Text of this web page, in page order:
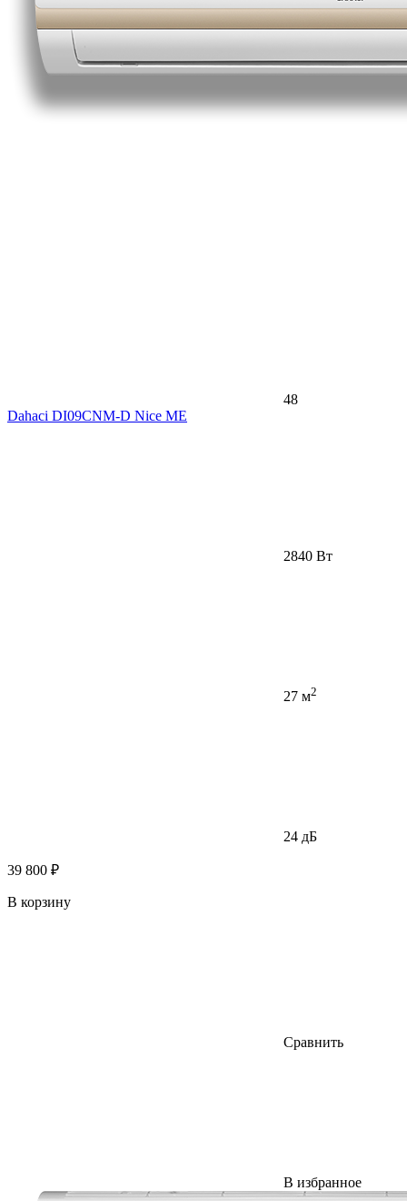
48
Dahaci DI09CNM-D Nice ME
2840 Вт
27 м2
24 дБ
39 800 ₽
В корзину
Сравнить
В избранное